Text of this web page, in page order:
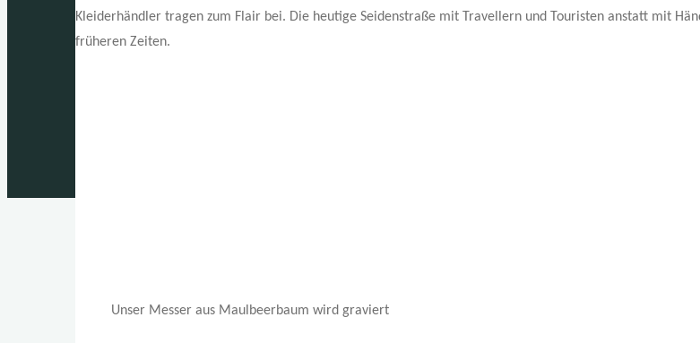
Kleiderhändler tragen zum Flair bei. Die heutige Seidenstraße mit Travellern und Touristen anstatt mit
früheren Zeiten.
Unser Messer aus Maulbeerbaum wird graviert